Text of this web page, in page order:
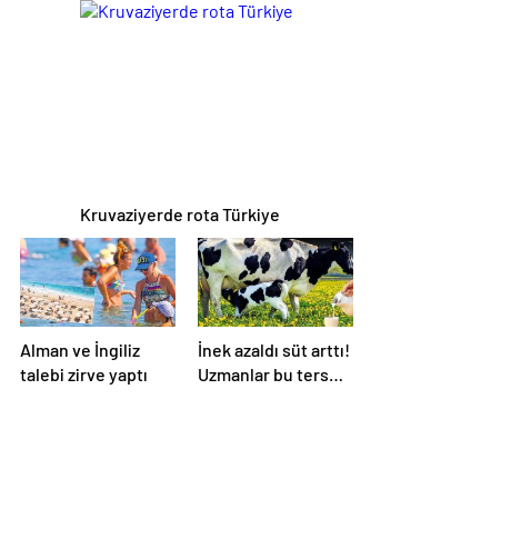
hizmet verdi
Kruvaziyerde rota Türkiye
Alman ve İngiliz
talebi zirve yaptı
İnek azaldı süt arttı!
Uzmanlar bu ters